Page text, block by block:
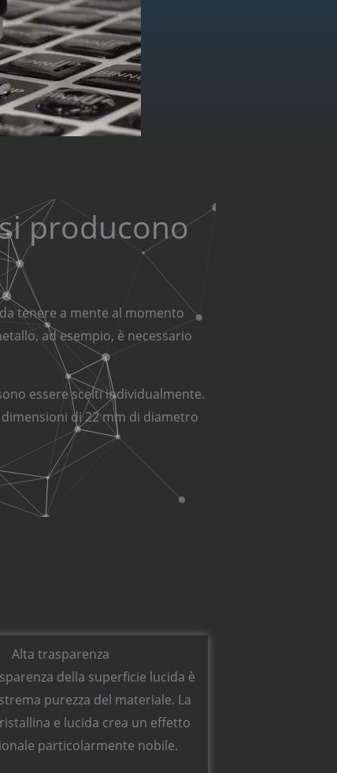
producono
tenere a mente al momento
ad esempio, è necessario
essere scelti individualmente.
di 22 mm di diametro
Alta trasparenza
della superficie lucida è
purezza del materiale. La
e lucida crea un effetto
particolarmente nobile.